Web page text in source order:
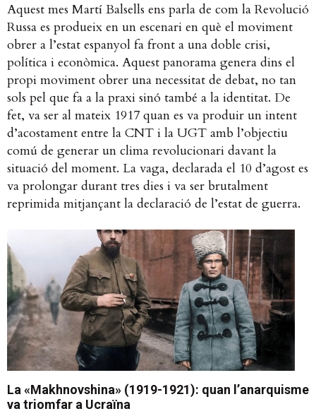
Aquest mes Martí Balsells ens parla de com la Revolució
Russa es produeix en un escenari en què el moviment
obrer a l’estat espanyol fa front a una doble crisi,
política i econòmica. Aquest panorama genera dins el
propi moviment obrer una necessitat de debat, no tan
sols pel que fa a la praxi sinó també a la identitat. De
fet, va ser al mateix 1917 quan es va produir un intent
d’acostament entre la CNT i la UGT amb l’objectiu
comú de generar un clima revolucionari davant la
situació del moment. La vaga, declarada el 10 d’agost es
va prolongar durant tres dies i va ser brutalment
reprimida mitjançant la declaració de l’estat de guerra.
La «Makhnovshina» (1919-1921): quan l’anarquisme
va triomfar a Ucraïna